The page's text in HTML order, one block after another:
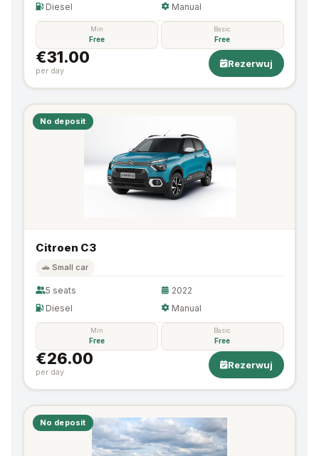
Diesel
Manual
Min
Free
Basic
Free
€31.00
per day
Rezerwuj
No deposit
Citroen C3
🚗 Small car
5 seats
2022
Diesel
Manual
Min
Free
Basic
Free
€26.00
per day
Rezerwuj
No deposit